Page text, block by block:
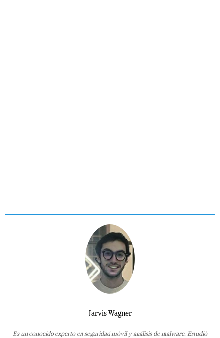
Jarvis Wagner
Es un conocido experto en seguridad móvil y análisis de malware. Estudió